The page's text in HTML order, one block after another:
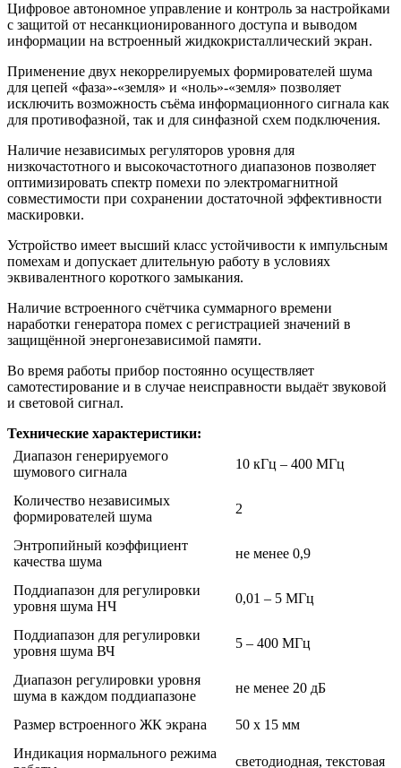
Цифровое автономное управление и контроль за настройками
с защитой от несанкционированного доступа и выводом
информации на встроенный жидкокристаллический экран.
Применение двух некоррелируемых формирователей шума
для цепей «фаза»-«земля» и «ноль»-«земля» позволяет
исключить возможность съёма информационного сигнала как
для противофазной, так и для синфазной схем подключения.
Наличие независимых регуляторов уровня для
низкочастотного и высокочастотного диапазонов позволяет
оптимизировать спектр помехи по электромагнитной
совместимости при сохранении достаточной эффективности
маскировки.
Устройство имеет высший класс устойчивости к импульсным
помехам и допускает длительную работу в условиях
эквивалентного короткого замыкания.
Наличие встроенного счётчика суммарного времени
наработки генератора помех с регистрацией значений в
защищённой энергонезависимой памяти.
Во время работы прибор постоянно осуществляет
самотестирование и в случае неисправности выдаёт звуковой
и световой сигнал.
Технические характеристики:
Диапазон генерируемого
шумового сигнала
10 кГц – 400 МГц
Количество независимых
формирователей шума
2
Энтропийный коэффициент
качества шума
не менее 0,9
Поддиапазон для регулировки
уровня шума НЧ
0,01 – 5 МГц
Поддиапазон для регулировки
уровня шума ВЧ
5 – 400 МГц
Диапазон регулировки уровня
шума в каждом поддиапазоне
не менее 20 дБ
Размер встроенного ЖК экрана
50 х 15 мм
Индикация нормального режима
светодиодная, текстовая